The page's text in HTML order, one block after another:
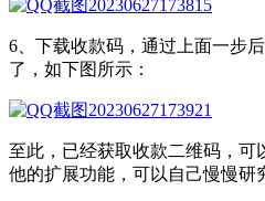
6、下载收款码，通过上面一步
了，如下图所示：
至此，已经获取收款二维码，可
他的扩展功能，可以自己慢慢研